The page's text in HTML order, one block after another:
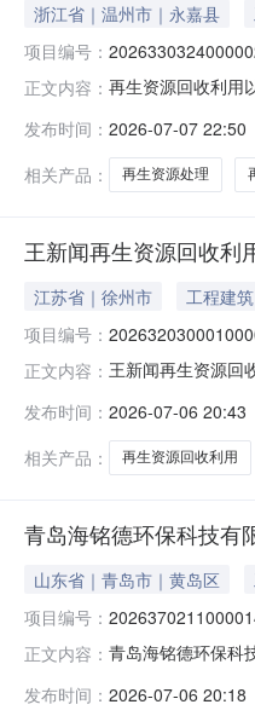
浙江省｜温州市｜永嘉县
项目编号：
正文内容： 再生资源回收利用
目属于《建设项目
中
发布时间： 2026-07-07 22:50
相关产品：
再生资源处理
王新闻再生资源回收利
江苏省｜徐州市 工程建筑
项目编号：
正文内容： 王新闻再生资源回
项目属于《建设项
发布时间： 2026-07-06 20:43
相关产品：
再生资源回收利用
青岛海铭德环保科技有
山东省｜青岛市｜黄岛区
项目编号：
正文内容： 青岛海铭德环保科
入生产运营日期
发布时间： 2026-07-06 20:18